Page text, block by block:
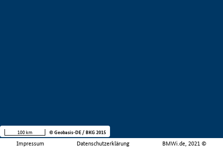
Impressum Datenschutzerklärung BMWi.de, 2021 ©
100 km © Geobasis-DE / BKG 2015